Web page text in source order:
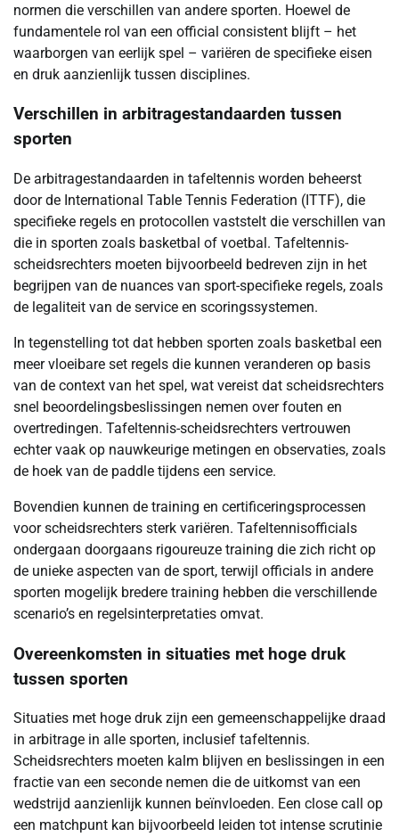
normen die verschillen van andere sporten. Hoewel de
fundamentele rol van een official consistent blijft – het
waarborgen van eerlijk spel – variëren de specifieke eisen
en druk aanzienlijk tussen disciplines.
Verschillen in arbitragestandaarden tussen
sporten
De arbitragestandaarden in tafeltennis worden beheerst
door de International Table Tennis Federation (ITTF), die
specifieke regels en protocollen vaststelt die verschillen van
die in sporten zoals basketbal of voetbal. Tafeltennis-
scheidsrechters moeten bijvoorbeeld bedreven zijn in het
begrijpen van de nuances van sport-specifieke regels, zoals
de legaliteit van de service en scoringssystemen.
In tegenstelling tot dat hebben sporten zoals basketbal een
meer vloeibare set regels die kunnen veranderen op basis
van de context van het spel, wat vereist dat scheidsrechters
snel beoordelingsbeslissingen nemen over fouten en
overtredingen. Tafeltennis-scheidsrechters vertrouwen
echter vaak op nauwkeurige metingen en observaties, zoals
de hoek van de paddle tijdens een service.
Bovendien kunnen de training en certificeringsprocessen
voor scheidsrechters sterk variëren. Tafeltennisofficials
ondergaan doorgaans rigoureuze training die zich richt op
de unieke aspecten van de sport, terwijl officials in andere
sporten mogelijk bredere training hebben die verschillende
scenario’s en regelsinterpretaties omvat.
Overeenkomsten in situaties met hoge druk
tussen sporten
Situaties met hoge druk zijn een gemeenschappelijke draad
in arbitrage in alle sporten, inclusief tafeltennis.
Scheidsrechters moeten kalm blijven en beslissingen in een
fractie van een seconde nemen die de uitkomst van een
wedstrijd aanzienlijk kunnen beïnvloeden. Een close call op
een matchpunt kan bijvoorbeeld leiden tot intense scrutinie